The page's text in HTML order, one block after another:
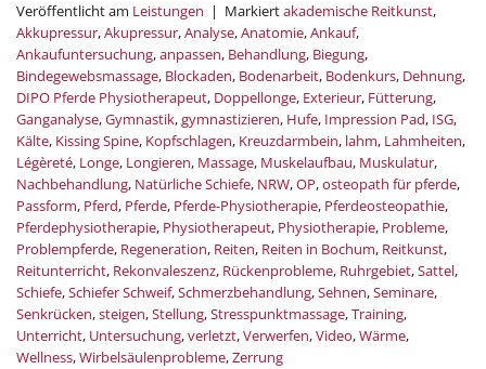
Veröffentlicht am Leistungen | Markiertakademische Reitkunst,
Akkupressur,Akupressur,Analyse,Anatomie,Ankauf,
Ankaufuntersuchung,anpassen, Behandlung, Biegung,
Bindegewebsmassage, Blockaden, Bodenarbeit, Bodenkurs, Dehnung,
DIPO Pferde Physiotherapeut, Doppellonge, Exterieur, Fütterung,
Ganganalyse,Gymnastik,gymnastizieren, Hufe, Impression Pad, ISG,
Kälte, Kissing Spine, Kopfschlagen, Kreuzdarmbein, lahm, Lahmheiten,
Légèreté, Longe, Longieren, Massage, Muskelaufbau, Muskulatur,
Nachbehandlung, Natürliche Schiefe, NRW,OP,osteopath für pferde,
Passform, Pferd, Pferde, Pferde-Physiotherapie, Pferdeosteopathie,
Pferdephysiotherapie, Physiotherapeut, Physiotherapie, Probleme,
Problempferde, Regeneration, Reiten, Reiten in Bochum, Reitkunst,
Reitunterricht, Rekonvaleszenz, Rückenprobleme, Ruhrgebiet,Sattel,
Schiefe,Schiefer Schweif,Schmerzbehandlung,Sehnen,Seminare,
Senkrücken,steigen,Stellung,Stresspunktmassage,Training,
Unterricht, Untersuchung,verletzt,Verwerfen,Video,Wärme,
Wellness,Wirbelsäulenprobleme,Zerrung